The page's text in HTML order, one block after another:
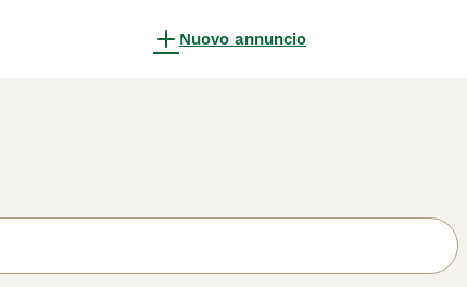
Nuovo annuncio